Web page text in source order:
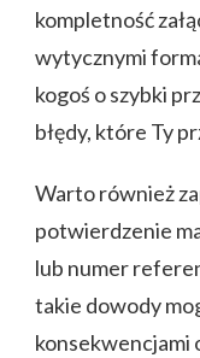
kompletność
wytycznymi
kogoś o szybki
błędy, które Ty
Warto również
potwierdzenie
lub numer
takie dowody
konsekwencjami